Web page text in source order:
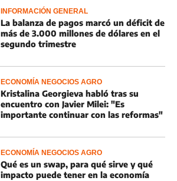
INFORMACIÓN GENERAL
La balanza de pagos marcó un déficit de
más de 3.000 millones de dólares en el
segundo trimestre
ECONOMÍA NEGOCIOS AGRO
Kristalina Georgieva habló tras su
encuentro con Javier Milei: "Es
importante continuar con las reformas"
ECONOMÍA NEGOCIOS AGRO
Qué es un swap, para qué sirve y qué
impacto puede tener en la economía